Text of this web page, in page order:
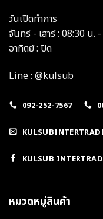
วันเปิดทำการ
จันทร์ - เสาร์ : 08:30 น.
อาทิตย์ : ปิด
Line : @kulsub
092-252-7567
KULSUB
หมวดหมู่สินค้า